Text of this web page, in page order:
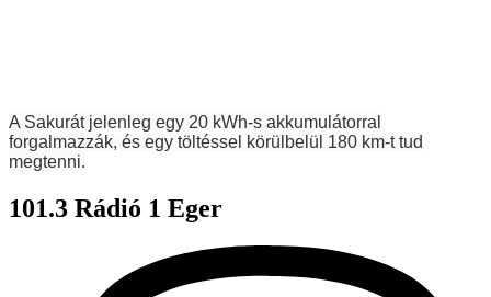
A Sakurát jelenleg egy 20 kWh-s akkumulátorral
forgalmazzák, és egy töltéssel körülbelül 180 km-t tud
megtenni.
101.3 Rádió 1 Eger